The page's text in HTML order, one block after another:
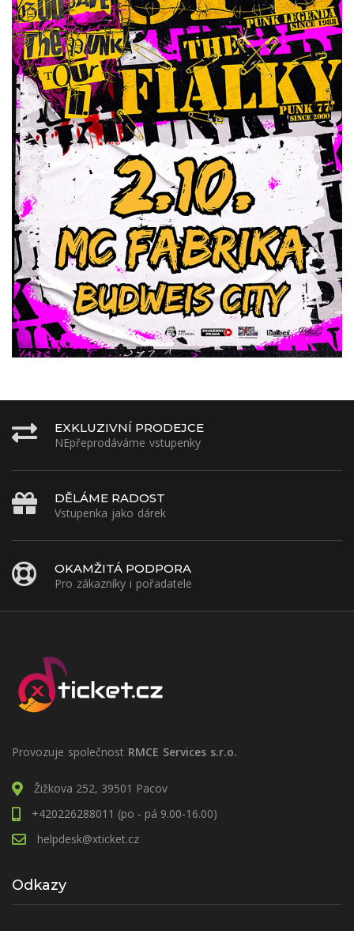
EXKLUZIVNÍ PRODEJCE
NEpřeprodáváme vstupenky
DĚLÁME RADOST
Vstupenka jako dárek
OKAMŽITÁ PODPORA
Pro zákazníky i pořadatele
Provozuje společnost RMCE Services s.r.o.
Žižkova 252, 39501 Pacov
+420226288011 (po - pá 9.00-16.00)
helpdesk@xticket.cz
Odkazy